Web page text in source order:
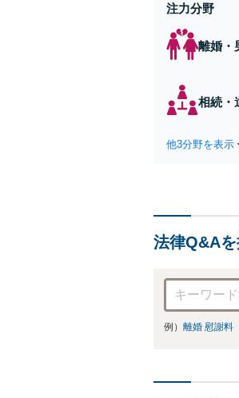
注力分野
離婚・
相続・
他3分野を表示
法律Q&A
例） 離婚 慰謝料